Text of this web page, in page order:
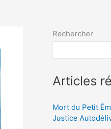
Rechercher
Articles
Mort du Petit
Justice